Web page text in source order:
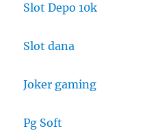
Slot Depo 10k
Slot dana
Joker gaming
Pg Soft